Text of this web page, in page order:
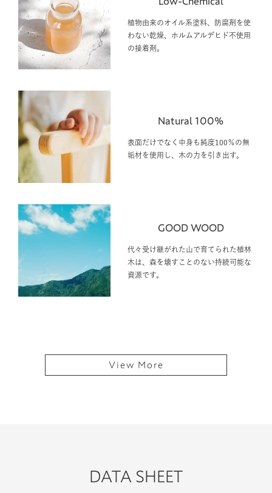
植物由来のオイル系塗料、防腐剤を使
わない乾燥、ホルムアルデヒド不使用
の接着剤。
Natural 100%
表面だけでなく中身も純度100％の無
垢材を使用し、木の力を引き出す。
GOOD WOOD
代々受け継がれた山で育てられた植林
木は、森を壊すことのない持続可能な
資源です。
View More
DATA SHEET